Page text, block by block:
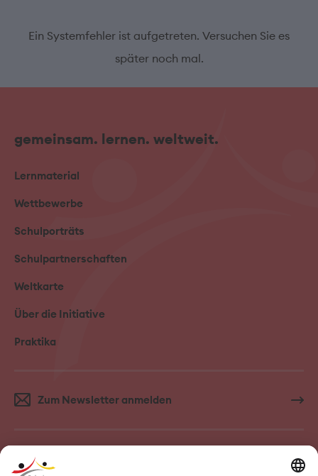
Ein Systemfehler ist aufgetreten. Versuchen Sie es
später noch mal.
gemeinsam. lernen. weltweit.
Lernmaterial
Wettbewerbe
Schulporträts
Schulpartnerschaften
Weltkarte
Über die Initiative
Praktika
Zum Newsletter anmelden